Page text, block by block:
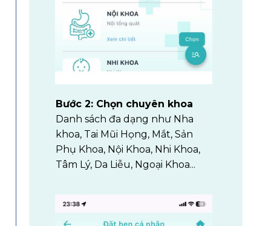
Bước 2: Chọn chuyên khoa
Danh sách đa dạng như Nha
khoa, Tai Mũi Họng, Mắt, Sản
Phụ Khoa, Nội Khoa, Nhi Khoa,
Tâm Lý, Da Liễu, Ngoại Khoa...